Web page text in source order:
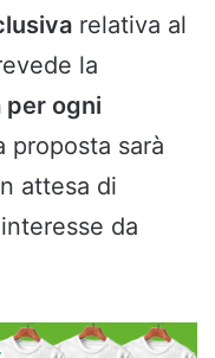
relativa al
la
per ogni
proposta sarà
attesa di
da